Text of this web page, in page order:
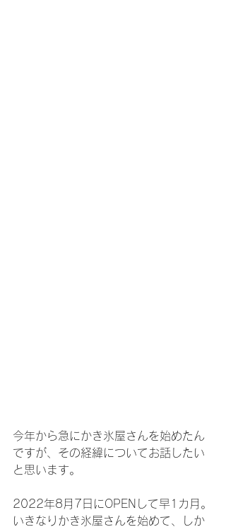
今年から急にかき氷屋さんを始めたん
ですが、その経緯についてお話したい
と思います。
2022年8月7日にOPENして早1カ月。
いきなりかき氷屋さんを始めて、しか